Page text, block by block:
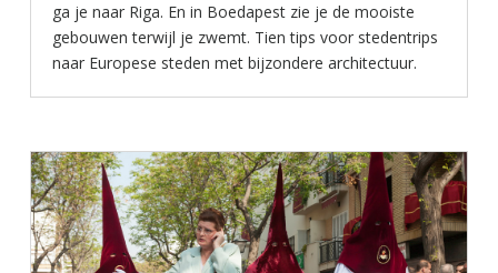
ga je naar Riga. En in Boedapest zie je de mooiste
gebouwen terwijl je zwemt. Tien tips voor stedentrips
naar Europese steden met bijzondere architectuur.